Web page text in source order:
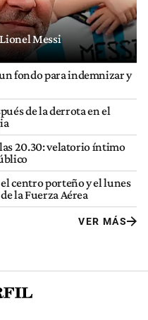
Messi
fondo para indemnizar y
de la derrota en el
20.30: velatorio íntimo
centro porteño y el lunes
la Fuerza Aérea
VER MÁS